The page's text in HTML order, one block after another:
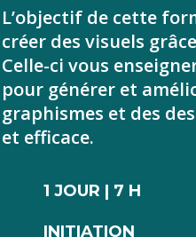
L’objectif de cette
créer des visuels
Celle-ci vous
pour générer et
graphismes et des
et efficace.
1 JOUR | 7 H
INITIATION